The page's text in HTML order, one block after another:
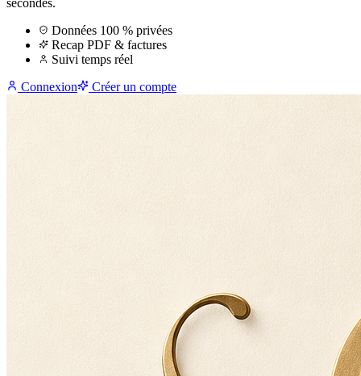
secondes.
Données 100 % privées
Recap PDF & factures
Suivi temps réel
Connexion
Créer un compte